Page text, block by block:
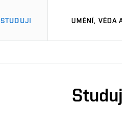
STUDUJI UMĚNÍ, VĚDA